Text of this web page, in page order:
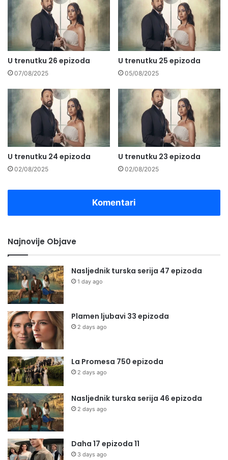
U trenutku 26 epizoda
07/08/2025
U trenutku 25 epizoda
05/08/2025
U trenutku 24 epizoda
02/08/2025
U trenutku 23 epizoda
02/08/2025
Komentari
Najnovije Objave
Nasljednik turska serija 47 epizoda
1 day ago
Plamen ljubavi 33 epizoda
2 days ago
La Promesa 750 epizoda
2 days ago
Nasljednik turska serija 46 epizoda
2 days ago
Daha 17 epizoda 11
3 days ago